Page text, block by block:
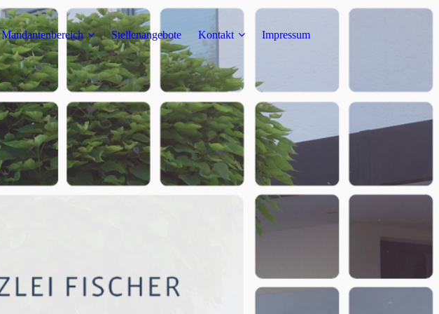
Mandantenbereich Stellenangebote Kontakt Impressum